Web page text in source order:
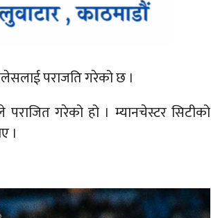
पराजति गरेको छ ।
गरेको हो । म्यानचेस्टर सिटीको
।